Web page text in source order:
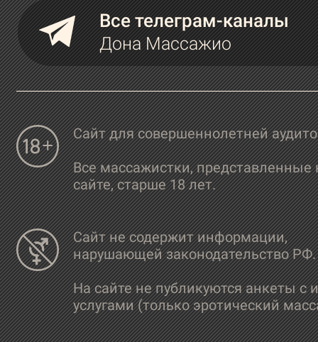
Все телеграм-каналы
Дона Массажио
Сайт для совершеннолетней
Все массажистки, представленные
сайте, старше 18 лет.
Сайт не содержит информации,
нарушающей законодательство РФ.
На сайте не публикуются анкеты с
услугами (только эротический